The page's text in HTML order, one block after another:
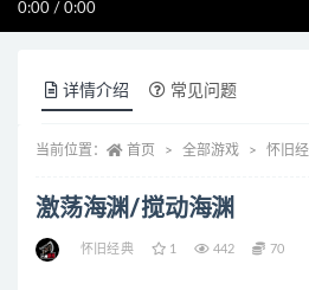
0:00 / 0:00
详情介绍 常见问题
当前位置： 首页 全部游戏 怀旧
激荡海渊/搅动海渊
怀旧经典 1 442 70